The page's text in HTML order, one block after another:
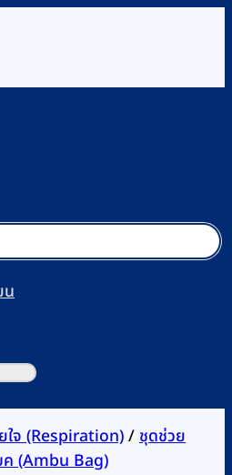
น
จ (Respiration)/ชุดช่วย
(Ambu Bag)